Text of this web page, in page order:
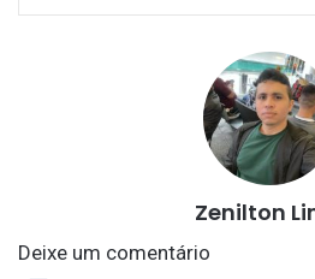
Zenilton
Deixe um comentário